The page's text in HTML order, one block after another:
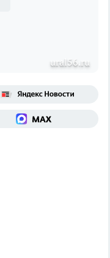
ural56.ru